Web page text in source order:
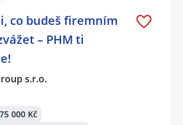
co budeš firemním
– PHM ti
s.r.o.
000 Kč